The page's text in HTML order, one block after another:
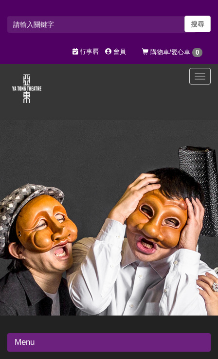
搜尋
購物車/愛心車 0
行事曆 會員
選
Menu